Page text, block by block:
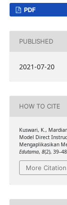
PDF
PUBLISHED
2021-07-20
HOW TO CITE
Kuswari, K.,
Model Direct
Mengaplikasikan
Edutama, 8(2),
More